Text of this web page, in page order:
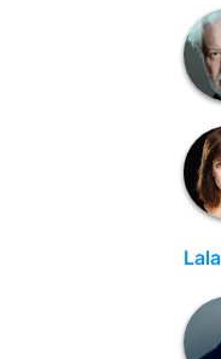
Lala